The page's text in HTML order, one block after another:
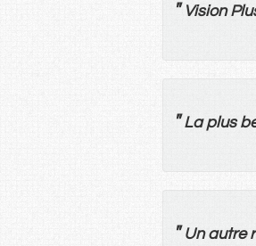
"Vision
" La plus
" Un autre